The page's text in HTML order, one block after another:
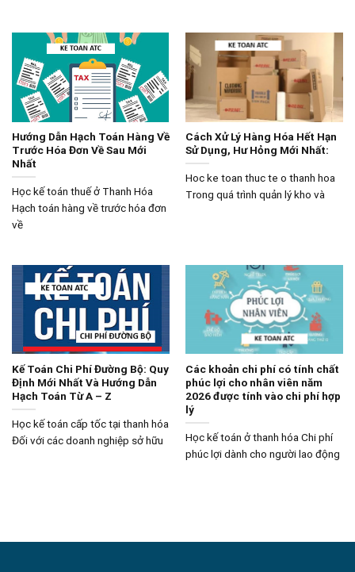
Hướng Dẫn Hạch Toán Hàng Về
Trước Hóa Đơn Về Sau Mới
Nhất
Học kế toán thuế ở Thanh Hóa
Hạch toán hàng về trước hóa đơn
về
Cách Xử Lý Hàng Hóa Hết Hạn
Sử Dụng, Hư Hỏng Mới Nhất:
Hoc ke toan thuc te o thanh hoa
Trong quá trình quản lý kho và
Kế Toán Chi Phí Đường Bộ: Quy
Định Mới Nhất Và Hướng Dẫn
Hạch Toán Từ A – Z
Học kế toán cấp tốc tại thanh hóa
Đối với các doanh nghiệp sở hữu
Các khoản chi phí có tính chất
phúc lợi cho nhân viên năm
2026 được tính vào chi phí hợp
lý
Học kế toán ở thanh hóa Chi phí
phúc lợi dành cho người lao động